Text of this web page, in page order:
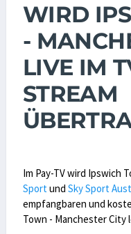
WIRD
-
LIVE IM
STREAM
Im Pay-TV wird Ipswich
Sportund Sky Sport
empfangbaren und
Town - Manchester City